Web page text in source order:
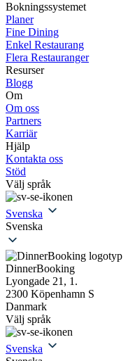
Bokningssystemet
Planer
Fine Dining
Enkel Restaurang
Flera Restauranger
Resurser
Blogg
Om
Om oss
Partners
Karriär
Hjälp
Kontakta oss
Stöd
Välj språk
Svenska
Svenska
DinnerBooking
Lyongade 21, 1.
2300 Köpenhamn S
Danmark
Välj språk
Svenska